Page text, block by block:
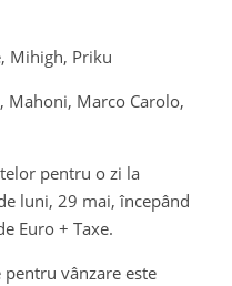
Mihigh, Priku
Mahoni, Marco Carolo,
pentru o zi la
luni, 29 mai, începând
Euro + Taxe.
vânzare este